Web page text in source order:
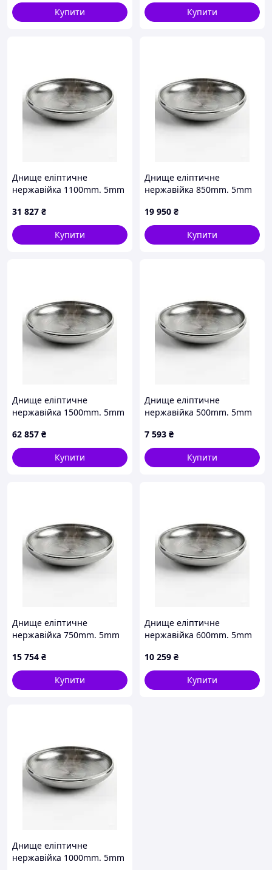
Купити
Купити
Днище еліптичне
нержавійка 1100mm. 5mm
31 827 ₴
Купити
Днище еліптичне
нержавійка 850mm. 5mm
19 950 ₴
Купити
Днище еліптичне
нержавійка 1500mm. 5mm
62 857 ₴
Купити
Днище еліптичне
нержавійка 500mm. 5mm
7 593 ₴
Купити
Днище еліптичне
нержавійка 750mm. 5mm
15 754 ₴
Купити
Днище еліптичне
нержавійка 600mm. 5mm
10 259 ₴
Купити
Днище еліптичне
нержавійка 1000mm. 5mm